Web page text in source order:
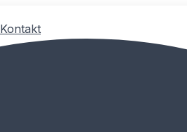
Kontakt